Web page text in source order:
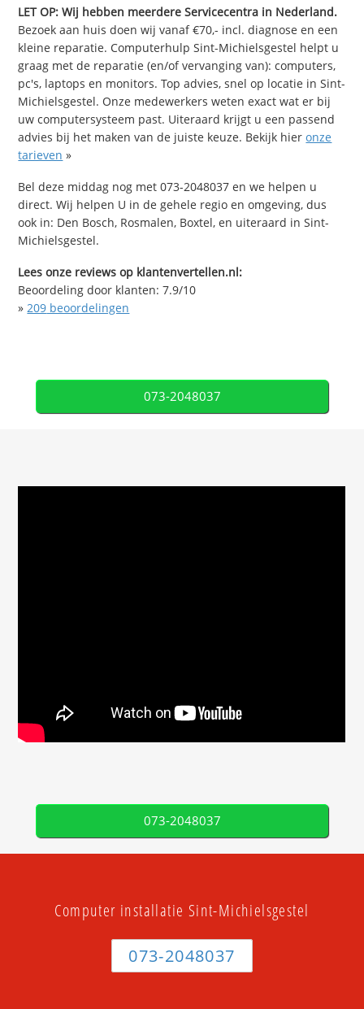
LET OP: Wij hebben meerdere Servicecentra in Nederland.
Bezoek aan huis doen wij vanaf €70,- incl. diagnose en een
kleine reparatie. Computerhulp Sint-Michielsgestel helpt u
graag met de reparatie (en/of vervanging van): computers,
pc's, laptops en monitors. Top advies, snel op locatie in Sint-
Michielsgestel. Onze medewerkers weten exact wat er bij
uw computersysteem past. Uiteraard krijgt u een passend
advies bij het maken van de juiste keuze. Bekijk hieronze
tarieven »
Bel deze middag nog met 073-2048037 en we helpen u
direct. Wij helpen U in de gehele regio en omgeving, dus
ook in: Den Bosch, Rosmalen, Boxtel, en uiteraard in Sint-
Michielsgestel.
Lees onze reviews op klantenvertellen.nl:
Beoordeling door klanten:7.9/10
» 209 beoordelingen
073-2048037
073-2048037
Computer installatie Sint-Michielsgestel
073-2048037